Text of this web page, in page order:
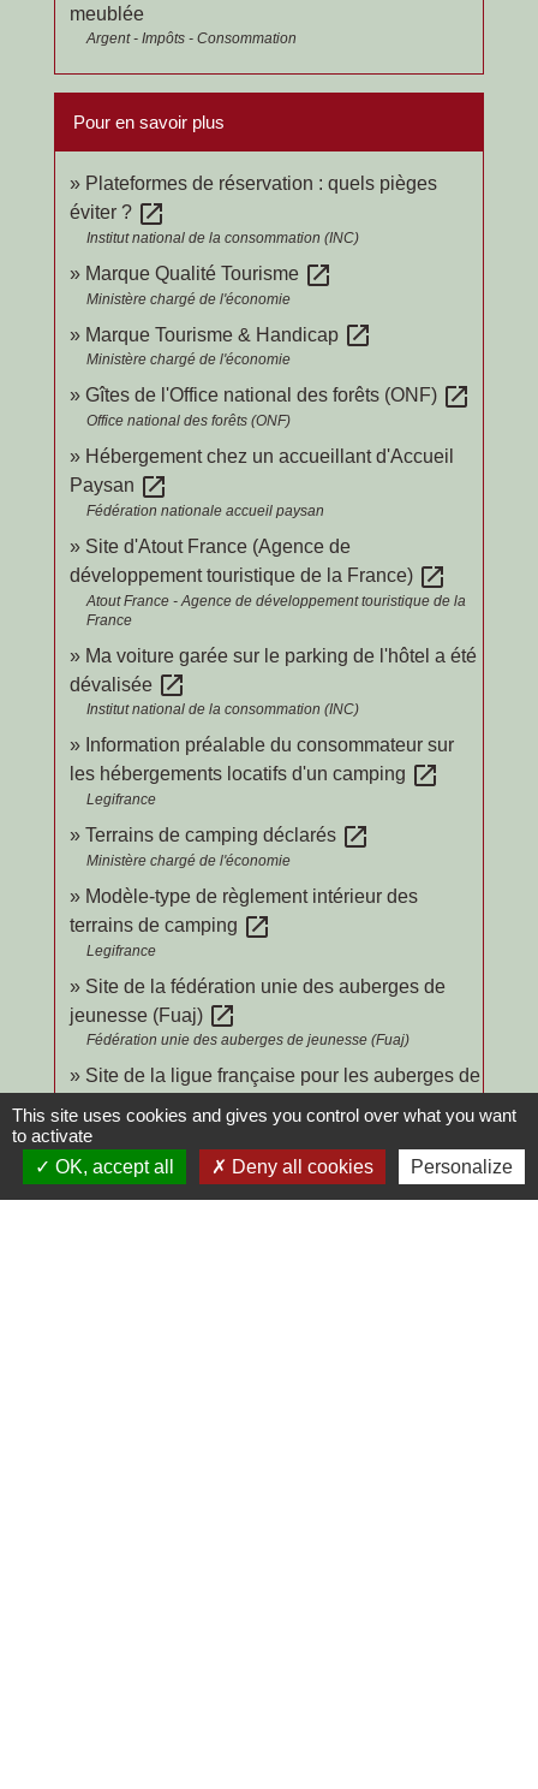
meublée
Argent - Impôts - Consommation
Pour en savoir plus
Plateformes de réservation : quels pièges
éviter ? open_in_new
Institut national de la consommation (INC)
Marque Qualité Tourisme open_in_new
Ministère chargé de l'économie
Marque Tourisme & Handicap open_in_new
Ministère chargé de l'économie
Gîtes de l'Office national des forêts (ONF) open_in_new
Office national des forêts (ONF)
Hébergement chez un accueillant d'Accueil
Paysan open_in_new
Fédération nationale accueil paysan
Site d'Atout France (Agence de
développement touristique de la France) open_in_new
Atout France - Agence de développement touristique de la
France
Ma voiture garée sur le parking de l'hôtel a été
dévalisée open_in_new
Institut national de la consommation (INC)
Information préalable du consommateur sur
les hébergements locatifs d'un camping open_in_new
Legifrance
Terrains de camping déclarés open_in_new
Ministère chargé de l'économie
Modèle-type de règlement intérieur des
terrains de camping open_in_new
Legifrance
Site de la fédération unie des auberges de
jeunesse (Fuaj) open_in_new
Fédération unie des auberges de jeunesse (Fuaj)
Site de la ligue française pour les auberges de
la jeunesse (LFAJ) open_in_new
Ligue française des auberges de jeunesse (LFAJ)
Signaler une erreur sur cette page
This site uses cookies and gives you control over what you want
to activate
OK, accept all
Deny all cookies Personalize